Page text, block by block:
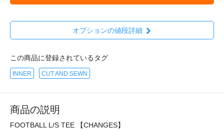
オプションの値段詳細
この商品に登録されているタグ
INNER CUT AND SEWN
商品の説明
FOOTBALL L/S TEE 【CHANGES】